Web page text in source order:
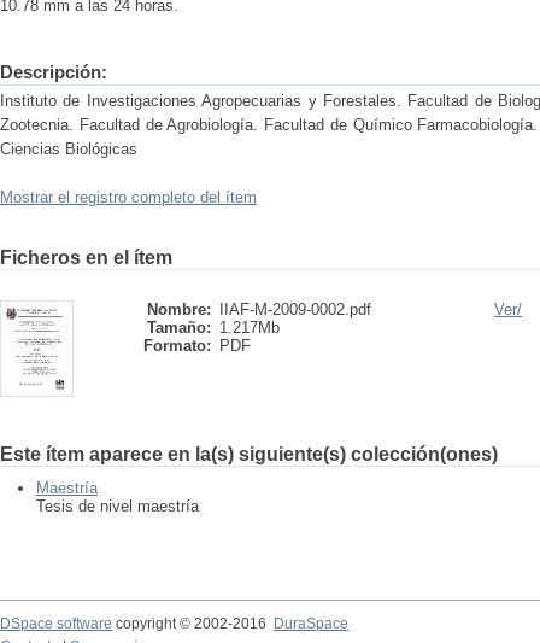
10.78 mm a las 24 horas.
Descripción:
Instituto de Investigaciones Agropecuarias y Forestales. Facultad de
Zootecnia. Facultad de Agrobiología. Facultad de Químico
Ciencias Biológicas
Mostrar el registro completo del ítem
Ficheros en el ítem
Nombre:
IIAF-M-2009-0002.pdf
Tamaño: 1.217Mb
Formato:
PDF
Ver/
Este ítem aparece en la(s) siguiente(s) colección(ones)
Maestría
Tesis de nivel maestría
DSpace software copyright © 2002-2016
DuraSpace